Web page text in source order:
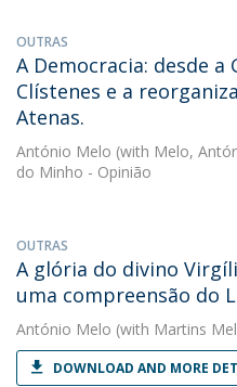
OUTRAS
A Democracia: desde a
Clístenes e a
Atenas.
António Melo (with Melo,
do Minho - Opinião
OUTRAS
A glória do divino
uma compreensão do
António Melo (with Martins
DOWNLOAD AND MORE